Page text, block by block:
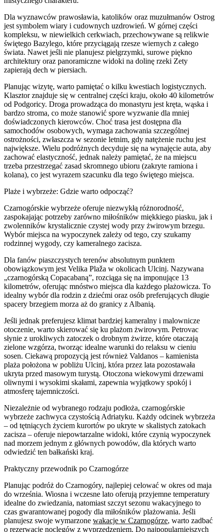
Dla wyznawców prawosławia, katolików oraz muzułmanów Ostrog
jest symbolem wiary i cudownych uzdrowień. W górnej części
kompleksu, w niewielkich cerkwiach, przechowywane są relikwie
świętego Bazylego, które przyciągają rzesze wiernych z całego
świata. Nawet jeśli nie planujesz pielgrzymki, surowe piękno
architektury oraz panoramiczne widoki na dolinę rzeki Zety
zapierają dech w piersiach.
Planując wizytę, warto pamiętać o kilku kwestiach logistycznych.
Klasztor znajduje się w centralnej części kraju, około 40 kilometrów
od Podgoricy. Droga prowadząca do monastyru jest kręta, wąska i
bardzo stroma, co może stanowić spore wyzwanie dla mniej
doświadczonych kierowców. Choć trasa jest dostępna dla
samochodów osobowych, wymaga zachowania szczególnej
ostrożności, zwłaszcza w sezonie letnim, gdy natężenie ruchu jest
największe. Wielu podróżnych decyduje się na wynajęcie auta, aby
zachować elastyczność, jednak należy pamiętać, że na miejscu
trzeba przestrzegać zasad skromnego ubioru (zakryte ramiona i
kolana), co jest wyrazem szacunku dla tego świętego miejsca.
Plaże i wybrzeże: Gdzie warto odpocząć?
Czarnogórskie wybrzeże oferuje niezwykłą różnorodność,
zaspokajając potrzeby zarówno miłośników miękkiego piasku, jak i
zwolenników krystalicznie czystej wody przy żwirowym brzegu.
Wybór miejsca na wypoczynek zależy od tego, czy szukamy
rodzinnej wygody, czy kameralnego zacisza.
Dla fanów piaszczystych terenów absolutnym punktem
obowiązkowym jest Velika Plaža w okolicach Ulcinj. Nazywana
„czarnogórską Copacabaną”, rozciąga się na imponujące 13
kilometrów, oferując mnóstwo miejsca dla każdego plażowicza. To
idealny wybór dla rodzin z dziećmi oraz osób preferujących długie
spacery brzegiem morza aż do granicy z Albanią.
Jeśli jednak preferujesz klimat bardziej kameralny i malownicze
otoczenie, warto skierować się ku plażom żwirowym. Petrovac
słynie z urokliwych zatoczek o drobnym żwirze, które otaczają
zielone wzgórza, tworząc idealne warunki do relaksu w cieniu
sosen. Ciekawą propozycją jest również Valdanos – kamienista
plaża położona w pobliżu Ulcinj, która przez lata pozostawała
ukryta przed masowym turystą. Otoczona wiekowymi drzewami
oliwnymi i wysokimi skałami, zapewnia wyjątkowy spokój i
atmosferę tajemniczości.
Niezależnie od wybranego rodzaju podłoża, czarnogórskie
wybrzeże zachwyca czystością Adriatyku. Każdy odcinek wybrzeża
– od tętniących życiem kurortów po ukryte w skalistych zatokach
zacisza – oferuje niepowtarzalne widoki, które czynią wypoczynek
nad morzem jednym z głównych powodów, dla których warto
odwiedzić ten bałkański kraj.
Praktyczny przewodnik po Czarnogórze
Planując podróż do Czarnogóry, najlepiej celować w okres od maja
do września. Wiosna i wczesne lato oferują przyjemne temperatury
idealne do zwiedzania, natomiast szczyt sezonu wakacyjnego to
czas gwarantowanej pogody dla miłośników plażowania. Jeśli
planujesz swoje wymarzone wakacje w Czarnogórze, warto zadbać
o rezerwację noclegów z wyprzedzeniem. Do najpopularniejszych